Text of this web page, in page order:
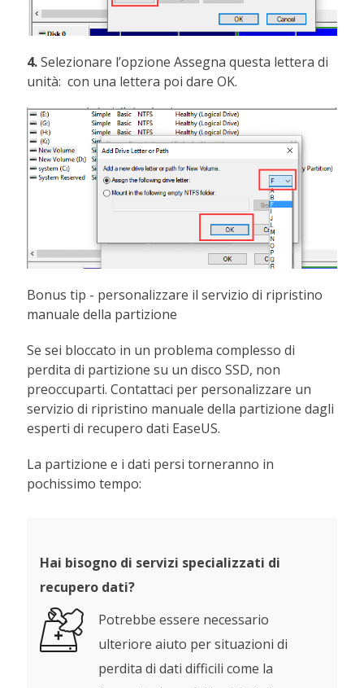
4.Selezionare l’opzione Assegna questa lettera di
unità: con una lettera poi dare OK.
Bonus tip - personalizzare il servizio di ripristino
manuale della partizione
Se sei bloccato in un problema complesso di
perdita di partizione su un disco SSD, non
preoccuparti. Contattaci per personalizzare un
servizio di ripristino manuale della partizione dagli
esperti di recupero dati EaseUS.
La partizione e i dati persi torneranno in
pochissimo tempo:
Hai bisogno di servizi specializzati di
recupero dati?
Potrebbe essere necessario
ulteriore aiuto per situazioni di
perdita di dati difficili come la